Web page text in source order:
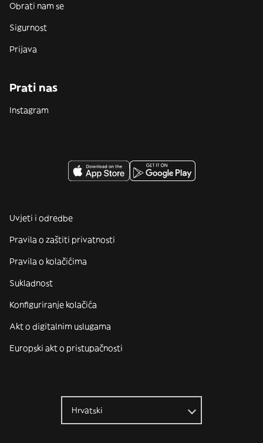
Obrati nam se
Sigurnost
Prijava
Prati nas
Instagram
Uvjeti i odredbe
Pravila o zaštiti privatnosti
Pravila o kolačićima
Sukladnost
Konfiguriranje kolačića
Akt o digitalnim uslugama
Europski akt o pristupačnosti